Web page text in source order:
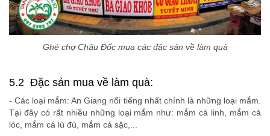
Ghé chợ Châu Đốc mua các đặc sản về làm quà
5.2 Đặc sản mua về làm quà:
- Các loại mắm: An Giang nổi tiếng nhất chính là những loại mắm.
Tại đây có rất nhiều những loại mắm như: mắm cá linh, mắm cá
lóc, mắm cá lù đù, mắm cá sặc,...